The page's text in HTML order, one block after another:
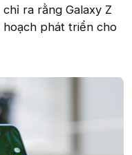
ra rằng Galaxy Z
phát triển cho